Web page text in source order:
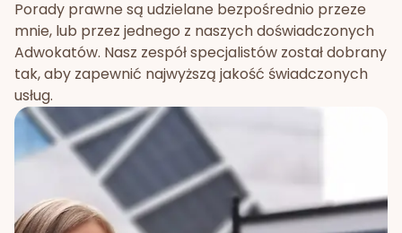
Porady prawne są udzielane bezpośrednio przeze
mnie, lub przez jednego z naszych doświadczonych
Adwokatów. Nasz zespół specjalistów został dobrany
tak, aby zapewnić najwyższą jakość świadczonych
usług.